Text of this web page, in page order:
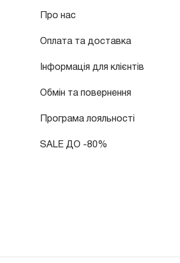
Про нас
Оплата та доставка
Інформація для клієнтів
Обмін та повернення
Програма лояльності
SALE ДО -80%